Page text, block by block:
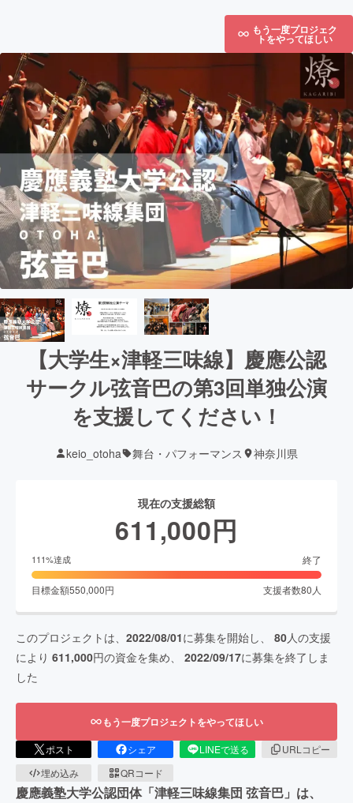
もう一度プロジェク
トをやってほしい
【大学生×津軽三味線】慶應公認
サークル弦音巴の第3回単独公演
を支援してください！
keio_otoha 舞台・パフォーマンス 神奈川県
現在の支援総額
611,000円
111%達成 終了
目標金額550,000円 支援者数80 人
このプロジェクトは、 2022/08/01に募集を開始し、 80人の支援
により 611,000円の資金を集め、 2022/09/17に募集を終了しま
した
もう一度プロジェクトをやってほしい
ポスト シェア LINEで送る
URLコピー
埋め込み
QRコード
慶應義塾大学公認団体「津軽三味線集団 弦音巴」は、